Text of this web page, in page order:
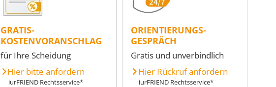
GRATIS-
KOSTENVORANSCHLAG
für Ihre Scheidung
Hier bitte anfordern
iurFRIEND Rechtsservice*
ORIENTIERUNGS-
GESPRÄCH
Gratis und unverbindlich
Hier Rückruf anfordern
iurFRIEND Rechtsservice*